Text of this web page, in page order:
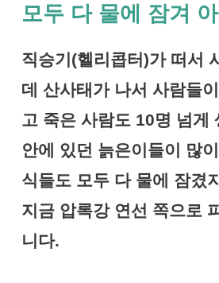
모두 다 물에 잠겨
직승기(헬리콥터)가 떠서
데 산사태가 나서 사람들
고 죽은 사람도 10명 넘게
안에 있던 늙은이들이 많
식들도 모두 다 물에 잠겼
지금 압록강 연선 쪽으로
니다.